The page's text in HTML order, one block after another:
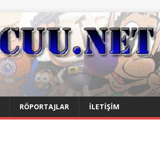
RÖPORTAJLAR İLETIŞIM